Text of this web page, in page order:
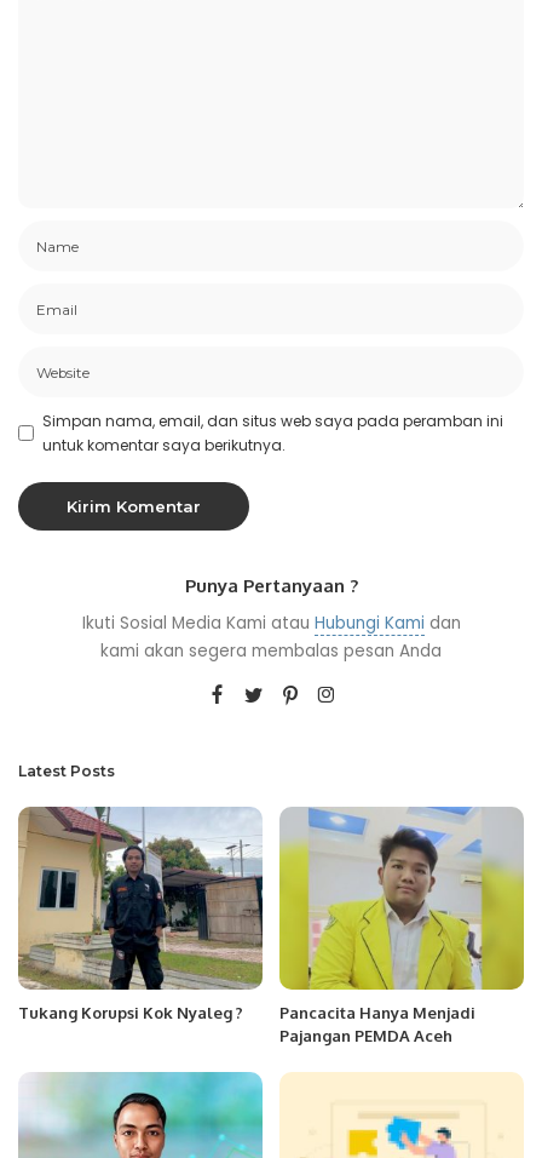
Simpan nama, email, dan situs web saya pada peramban ini
untuk komentar saya berikutnya.
Punya Pertanyaan ?
Ikuti Sosial Media Kami atau Hubungi Kami dan
kami akan segera membalas pesan Anda
Latest Posts
Tukang Korupsi Kok Nyaleg ?
Pancacita Hanya Menjadi
Pajangan PEMDA Aceh